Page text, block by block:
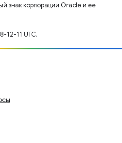
знак корпорации Oracle и ее
12-11 UTC.